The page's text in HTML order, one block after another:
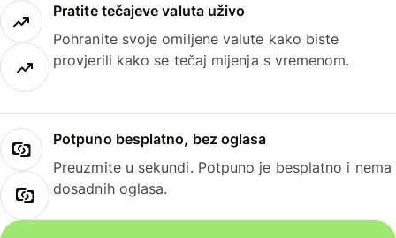
Pratite tečajeve valuta uživo
Pohranite svoje omiljene valute kako biste
provjerili kako se tečaj mijenja s vremenom.
Potpuno besplatno, bez oglasa
Preuzmite u sekundi. Potpuno je besplatno i nema
dosadnih oglasa.